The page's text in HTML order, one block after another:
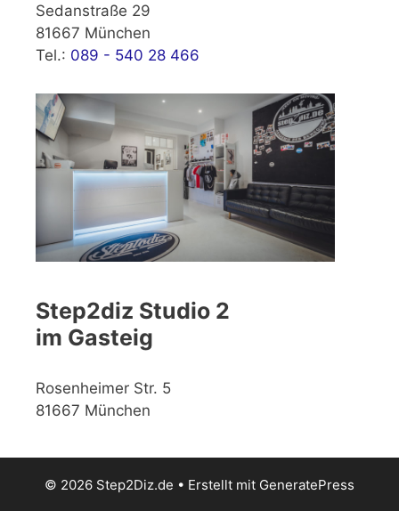
Sedanstraße 29
81667 München
Tel.: 089 - 540 28 466
Step2diz Studio 2
im Gasteig
Rosenheimer Str. 5
81667 München
© 2026 Step2Diz.de • Erstellt mit GeneratePress